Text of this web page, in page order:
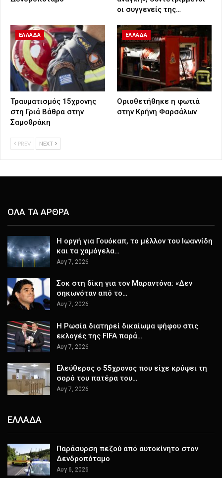
οι συγγενείς της…
ΕΛΛΑΔΑ
Τραυματισμός 15χρονης
στη Γριά Βάθρα στην
Σαμοθράκη
ΕΛΛΑΔΑ
Οριοθετήθηκε η φωτιά
στην Κρήνη Φαρσάλων
PREV NEXT
ΟΛΑ ΤΑ ΑΡΘΡΑ
Η οργή για Γουόκαπ, το μέλλον του Ιωαννίδη
και τα χαμόγελα…
Αυγ 7, 2026
Σοκ στη δίκη για τον Μαραντόνα: «Δεν
σηκωνόταν από το…
Αυγ 7, 2026
Η Ρωσία διατηρεί δικαίωμα ψήφου στις
εκλογές της FIFA παρά…
Αυγ 7, 2026
Ελεύθερος ο 55χρονος που είχε κρύψει τη
σορό του πατέρα του…
Αυγ 7, 2026
ΕΛΛΑΔΑ
Παράσυρση πεζού από αυτοκίνητο στον
Δενδροπόταμο
Αυγ 6, 2026